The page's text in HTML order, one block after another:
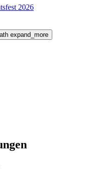
2026
expand_more